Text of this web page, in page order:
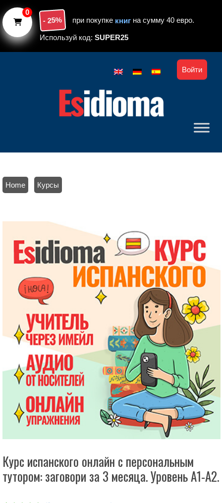
- 25% при покупке книг на сумму 40 евро.
Используй код: SUPER25
Войти
Home
Курсы
Курс испанского онлайн с персональным
тутором: заговори за 3 месяца. Уровень А1-А2.
0